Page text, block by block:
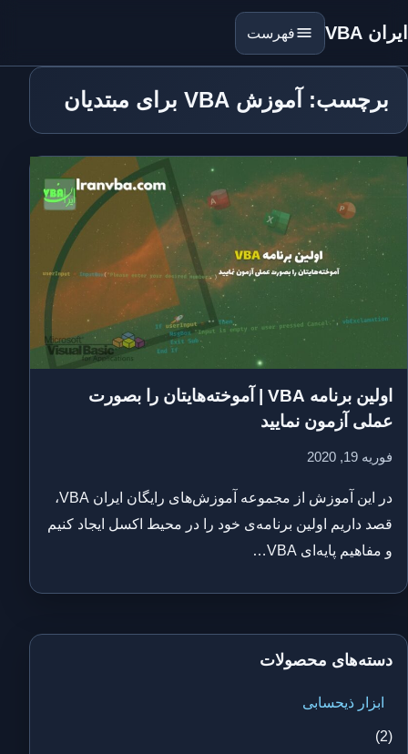
ایران VBA فهرست
برچسب: آموزش VBA برای مبتدیان
اولین برنامه VBA | آموخته‌هایتان را بصورت
عملی آزمون نمایید
فوریه 19, 2020
در این آموزش از مجموعه آموزش‌های رایگان ایران VBA،
قصد داریم اولین برنامه‌ی خود را در محیط اکسل ایجاد کنیم
و مفاهیم پایه‌ای VBA…
دسته‌های محصولات
ابزار ذیحسابی
(2)